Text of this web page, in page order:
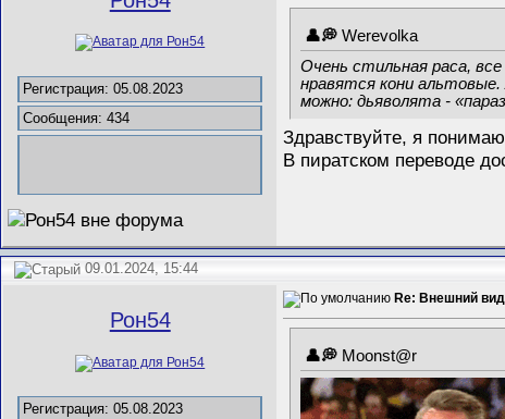
Регистрация: 05.08.2023
Сообщения: 434
Werevolka
Очень стильная раса,
нравятся кони
можно: дьяволята -
Здравствуйте, я
В пиратском переводе
09.01.2024, 15:44
Рон54
Регистрация: 05.08.2023
Re: Внешний
Mооnst@r